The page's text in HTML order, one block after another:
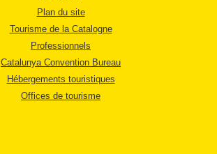
Plan du site
Tourisme de la Catalogne
Professionnels
Catalunya Convention Bureau
Hébergements touristiques
Offices de tourisme